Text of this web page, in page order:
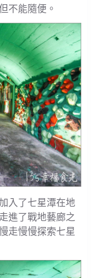
不能隨便。
入了七星潭在地
進了戰地藝廊之
走慢慢探索七星